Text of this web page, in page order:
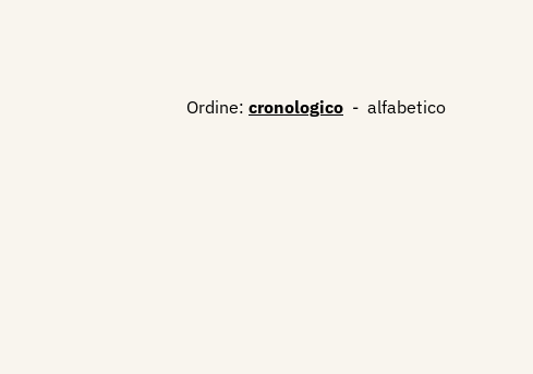
Ordine: cronologico - alfabetico